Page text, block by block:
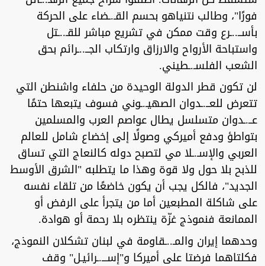
فورًا"، وطالب نتنياهو بحسم القـ.ـضاء على الحركة
بأســ..ـرع وقت ممكن في تشريع مباشر للقـ..ـتل
واستباحة الأرواح والارزاق وارتكاب الجــ..ـرائم بحق
الشعب الفلسـ.ـطيني.
لن تكون قطر الدولة الوحيدة من حلفاء واشنطن التي
تتعرض للعــ.ـدوان الصهيـ.ـوني فسوف يتبعها حتمًا
عــ.ـدوان متسلسل يطال عواصم العرب والمسلمين
بتواطؤ ودفع أميركي وصولًا إلى إخضاع شامل للعالم
العربي والإسـ.ـلا مي لتصبح دوله كالنعاج التي تساق
للذبح بلا حول ولا قوة وهذا ما يتطلبه "الشرق الأوسط
الجديد"، فالكل يجب أن يكون خاضعًا من تلقاء نفسه
على شاكلة المطبعين أما من يتجرأ على الرفض أو
الممانعة فنموذج غزّة ينتظره بلا رحمة أو هوادة.
وحدهما إيران والمـ..ـقاومة في لبنان تشكلان النموذج،
فكلتاهما فرضتا على أميركا و"إســـ.ـرائيـل" وقف